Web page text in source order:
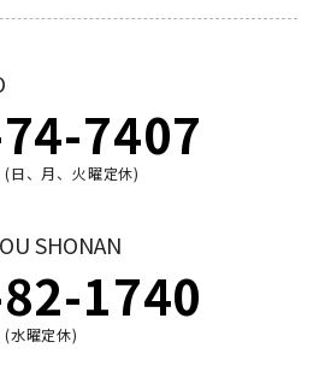
7407
、月、火曜定休)
SHONAN
1740
水曜定休)